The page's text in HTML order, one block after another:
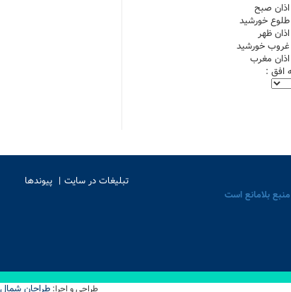
اذان صبح
طلوع خورشید
اذان ظهر
غروب خورشید
اذان مغرب
افق :
تبلیغات در سایت
پیوندها
بلامانع است
طراحی و اجرا: طراحان شمال